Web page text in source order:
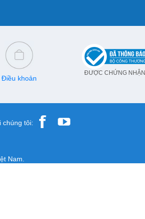
Điều khoản
ĐƯỢC CHỨNG NHẬN
chúng tôi:
Nam.